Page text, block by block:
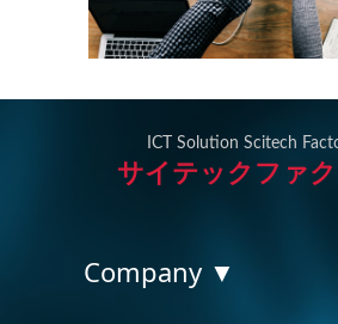
ICT Solution Scitech
サイテックファ
Company ▼